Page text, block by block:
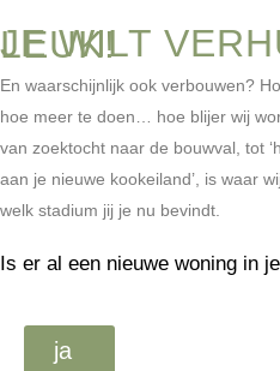
JE WILT VERHUIZEN... WAT LEUK!
En waarschijnlijk ook verbouwen?
hoe meer te doen… hoe blijer wij
van zoektocht naar de bouwval, tot
aan je nieuwe kookeiland’, is waar
welk stadium jij je nu bevindt.
Is er al een nieuwe woning in
ja